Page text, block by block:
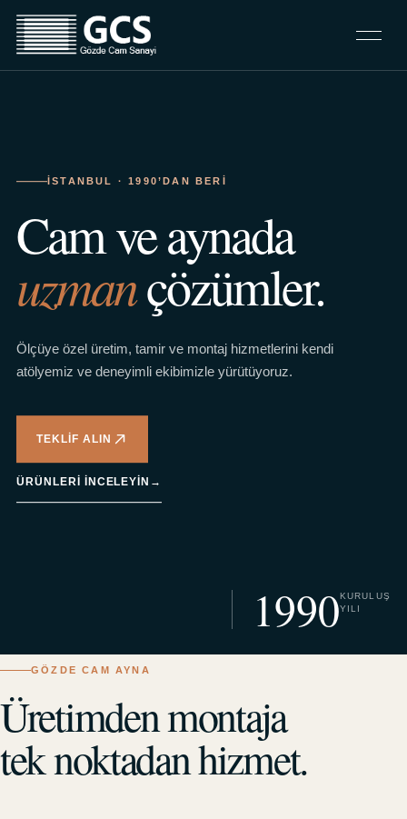
İSTANBUL · 1990’DAN BERI
Cam ve aynada
uzmançözümler.
Ölçüye özel üretim, tamir ve montaj hizmetlerini kendi
atölyemiz ve deneyimli ekibimizle yürütüyoruz.
TEKLIF ALIN
ÜRÜNLERI INCELEYIN →
1990KURULUŞ
YILI
GÖZDE CAM AYNA
Üretimden montaja
tek noktadan hizmet.